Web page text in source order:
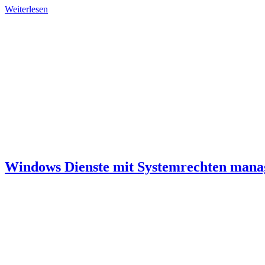
Weiterlesen
Windows Dienste mit Systemrechten